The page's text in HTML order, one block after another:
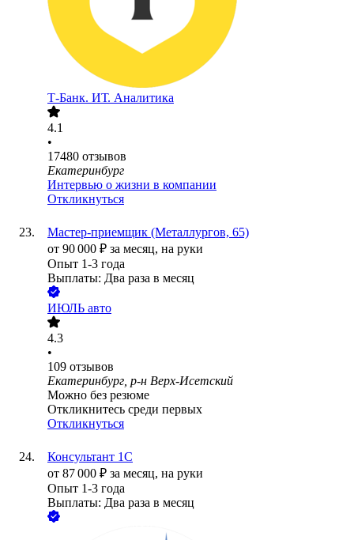
Т-Банк. ИТ. Аналитика
4.1
•
17480 отзывов
Екатеринбург
Интервью о жизни в компании
Откликнуться
Мастер-приемщик (Металлургов, 65)
от 90 000 ₽ за месяц, на руки
Опыт 1-3 года
Выплаты: Два раза в месяц
ИЮЛЬ авто
4.3
•
109 отзывов
Екатеринбург, р-н Верх-Исетский
Можно без резюме
Откликнитесь среди первых
Откликнуться
Консультант 1С
от 87 000 ₽ за месяц, на руки
Опыт 1-3 года
Выплаты: Два раза в месяц